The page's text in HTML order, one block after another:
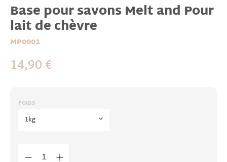
Base pour savons Melt and Pour
lait de chèvre
MP0001
14,90 €
POIDS
1kg